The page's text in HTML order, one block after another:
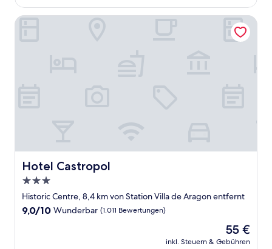
Bewertungen)
Hotel Castropol
Hotel Castropol
3.0-
Sterne-
Unterkunft
Historic Centre, 8,4 km von Station Villa de Aragon entfernt
9.0
9,0/10 Wunderbar (1.011 Bewertungen)
Der
Preis
55 €
inkl. Steuern & Gebühren
Hotel Castropol